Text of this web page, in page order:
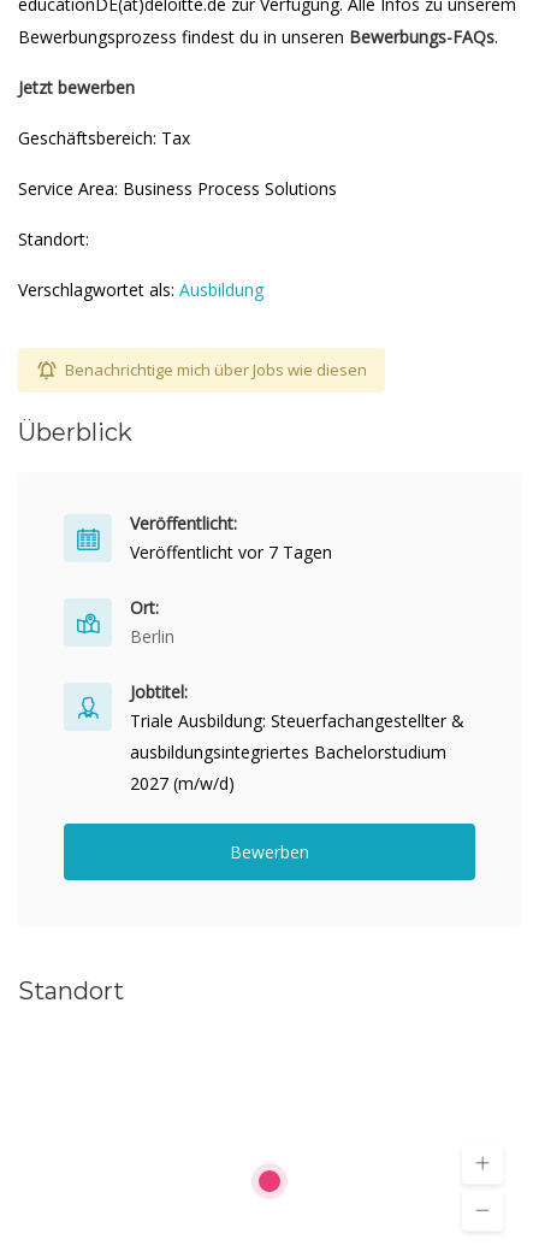
Bewerbungsprozess findest du in unseren Bewerbungs-FAQs.
Jetzt bewerben
Geschäftsbereich: Tax
Service Area: Business Process Solutions
Standort:
Verschlagwortet als: Ausbildung
Benachrichtige mich über Jobs wie diesen
Überblick
Veröffentlicht:
Veröffentlicht vor 7 Tagen
Ort:
Berlin
Jobtitel:
Triale Ausbildung: Steuerfachangestellter &
ausbildungsintegriertes Bachelorstudium
2027 (m/w/d)
Bewerben
Standort